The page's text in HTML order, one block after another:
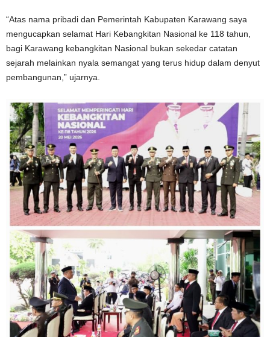
“Atas nama pribadi dan Pemerintah Kabupaten Karawang saya
mengucapkan selamat Hari Kebangkitan Nasional ke 118 tahun,
bagi Karawang kebangkitan Nasional bukan sekedar catatan
sejarah melainkan nyala semangat yang terus hidup dalam denyut
pembangunan,” ujarnya.